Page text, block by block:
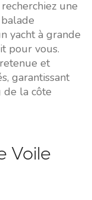
une
yacht à grande
pour vous.
et
garantissant
la côte
Voile